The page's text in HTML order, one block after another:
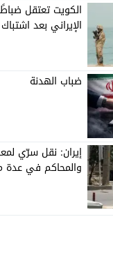
الكويت تعتقل
الإيراني بعد
ضباب الهدنة
إيران: نقل سرّي
والمحاكم في عدة